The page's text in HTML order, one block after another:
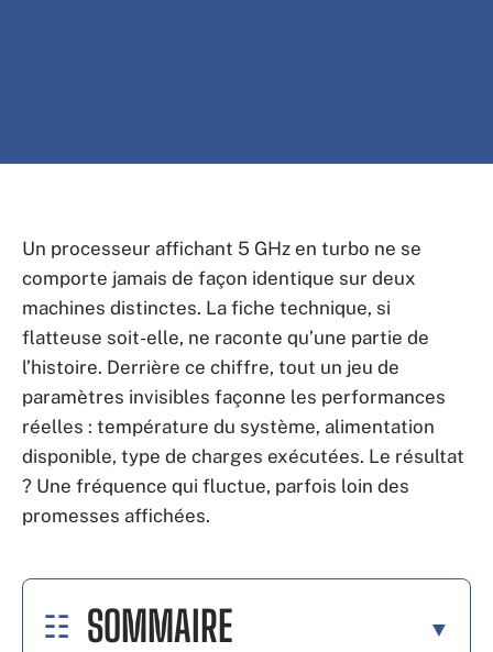
Un processeur affichant 5 GHz en turbo ne se
comporte jamais de façon identique sur deux
machines distinctes. La fiche technique, si
flatteuse soit-elle, ne raconte qu’une partie de
l’histoire. Derrière ce chiffre, tout un jeu de
paramètres invisibles façonne les performances
réelles : température du système, alimentation
disponible, type de charges exécutées. Le résultat
? Une fréquence qui fluctue, parfois loin des
promesses affichées.
SOMMAIRE